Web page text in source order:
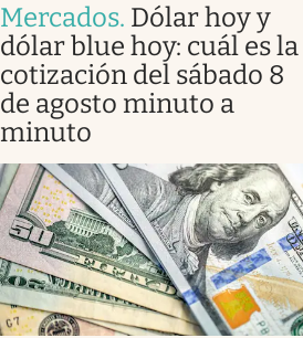
Mercados. Dólar hoy y
dólar blue hoy: cuál es la
cotización del sábado 8
de agosto minuto a
minuto